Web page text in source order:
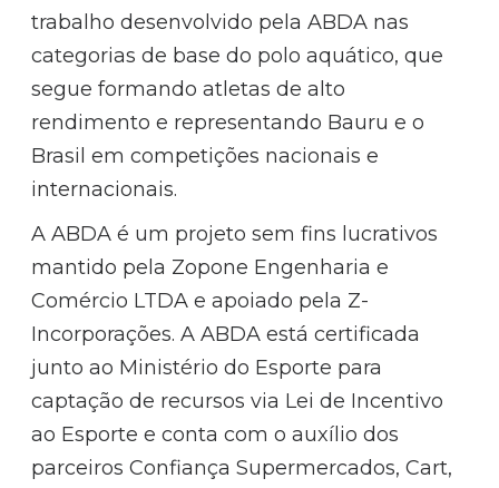
trabalho desenvolvido pela ABDA nas
categorias de base do polo aquático, que
segue formando atletas de alto
rendimento e representando Bauru e o
Brasil em competições nacionais e
internacionais.
A ABDA é um projeto sem fins lucrativos
mantido pela Zopone Engenharia e
Comércio LTDA e apoiado pela Z-
Incorporações. A ABDA está certificada
junto ao Ministério do Esporte para
captação de recursos via Lei de Incentivo
ao Esporte e conta com o auxílio dos
parceiros Confiança Supermercados, Cart,